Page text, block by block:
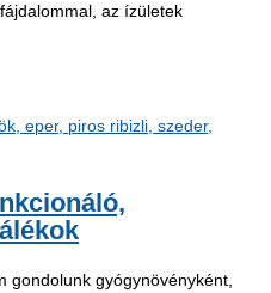
az ízületek
gondolunk gyógynövényként,